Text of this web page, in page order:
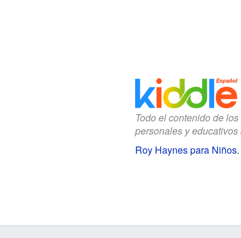
Todo el contenido de
personales y
Roy Haynes para Niños.